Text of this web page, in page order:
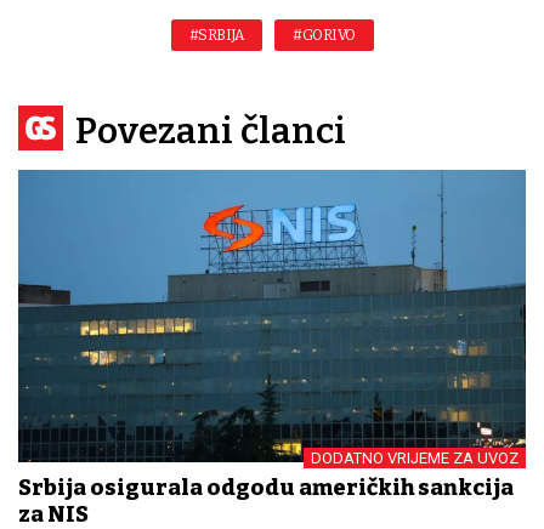
#SRBIJA #GORIVO
Povezani članci
DODATNO VRIJEME ZA UVOZ
Srbija osigurala odgodu američkih sankcija
za NIS